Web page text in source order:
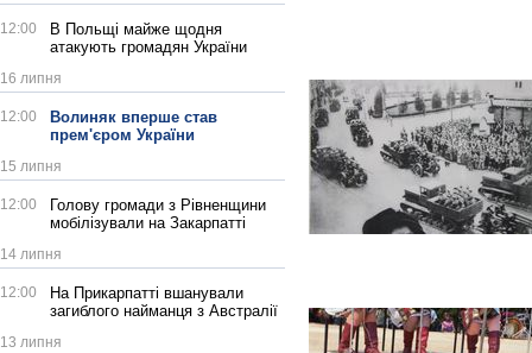
12:00
В Польщі майже щодня
атакують громадян України
16 липня
12:00
Волиняк вперше став
прем'єром України
15 липня
12:00
Голову громади з Рівненщини
мобілізували на Закарпатті
14 липня
12:00
На Прикарпатті вшанували
загиблого найманця з Австралії
13 липня